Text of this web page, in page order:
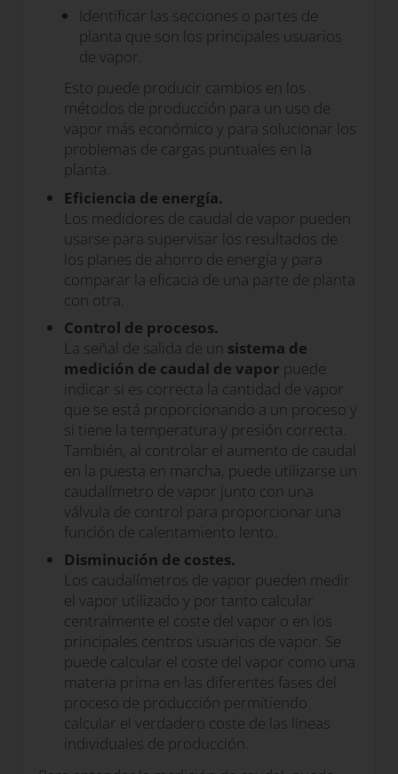
Identificar las secciones o partes de
planta que son los principales usuarios
de vapor.
Esto puede producir cambios en los
métodos de producción para un uso de
vapor más económico y para solucionar los
problemas de cargas puntuales en la
planta.
Eficiencia de energía.
Los medidores de caudal de vapor pueden
usarse para supervisar los resultados de
los planes de ahorro de energía y para
comparar la eficacia de una parte de planta
con otra.
Control de procesos.
La señal de salida de un sistema de
medición de caudal de vapor puede
indicar si es correcta la cantidad de vapor
que se está proporcionando a un proceso y
si tiene la temperatura y presión correcta.
También, al controlar el aumento de caudal
en la puesta en marcha, puede utilizarse un
caudalímetro de vapor junto con una
válvula de control para proporcionar una
función de calentamiento lento.
Disminución de costes.
Los caudalímetros de vapor pueden medir
el vapor utilizado y por tanto calcular
centralmente el coste del vapor o en los
principales centros usuarios de vapor. Se
puede calcular el coste del vapor como una
materia prima en las diferentes fases del
proceso de producción permitiendo
calcular el verdadero coste de las líneas
individuales de producción.